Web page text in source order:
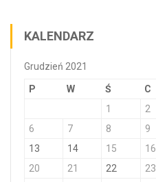
KALENDARZ
Grudzień 2021
P W Ś C
1 2
6
7 8 9
13
14 15 16
20
21 22 23